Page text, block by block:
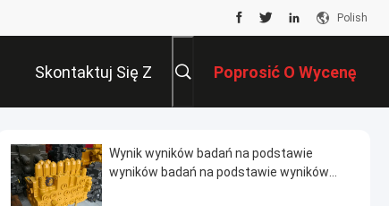
Polish
Skontaktuj Się Z
Nami
Poprosić O Wycenę
Wynik wyników badań na podstawie
wyników badań na podstawie wyników